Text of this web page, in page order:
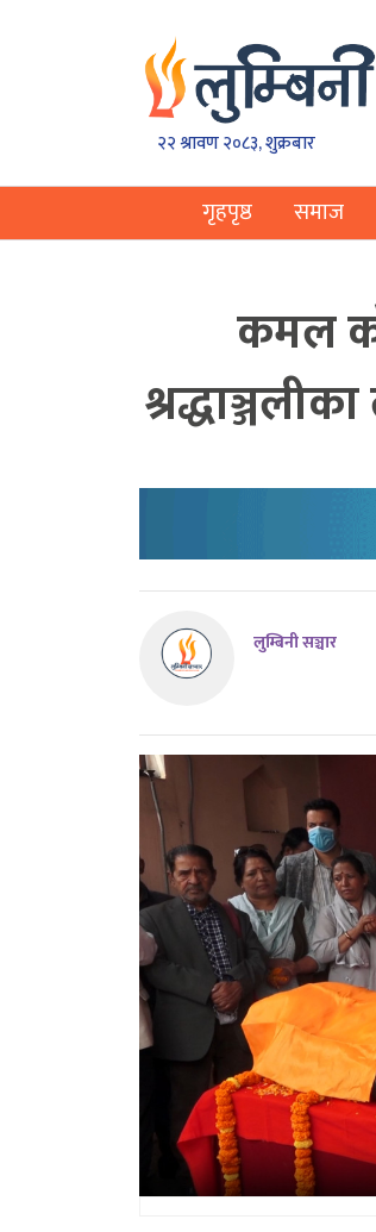
२२ श्रावण २०८३, शुक्रबार
गृहपृष्ठ समाज
कमल
लुम्बिनी सञ्चार